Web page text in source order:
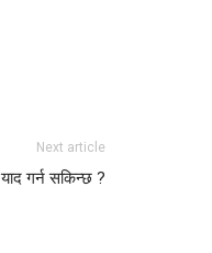
Next article
गर्न सकिन्छ ?